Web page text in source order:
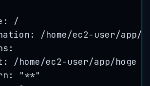
: /
: /home/ec2-user/app/
:
: /home/ec2-user/app/hoge
: "**"